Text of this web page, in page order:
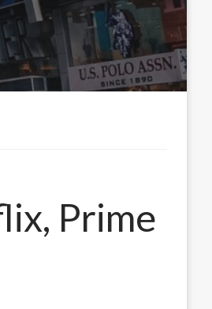
Prime